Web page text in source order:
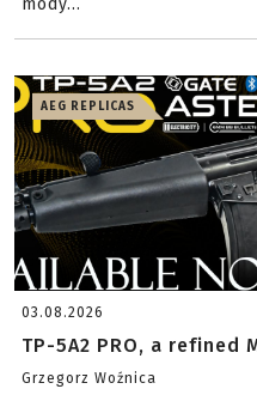
mody...
AEG REPLICAS
03.08.2026
TP-5A2 PRO, a refined
Grzegorz Woźnica